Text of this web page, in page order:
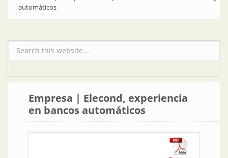
automáticos
Formulario de búsqueda
Empresa | Elecond, experiencia
en bancos automáticos